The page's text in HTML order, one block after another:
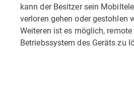
kann der Besitzer sein
verloren gehen oder gestohlen
Weiteren ist es möglich,
Betriebssystem des Geräts zu